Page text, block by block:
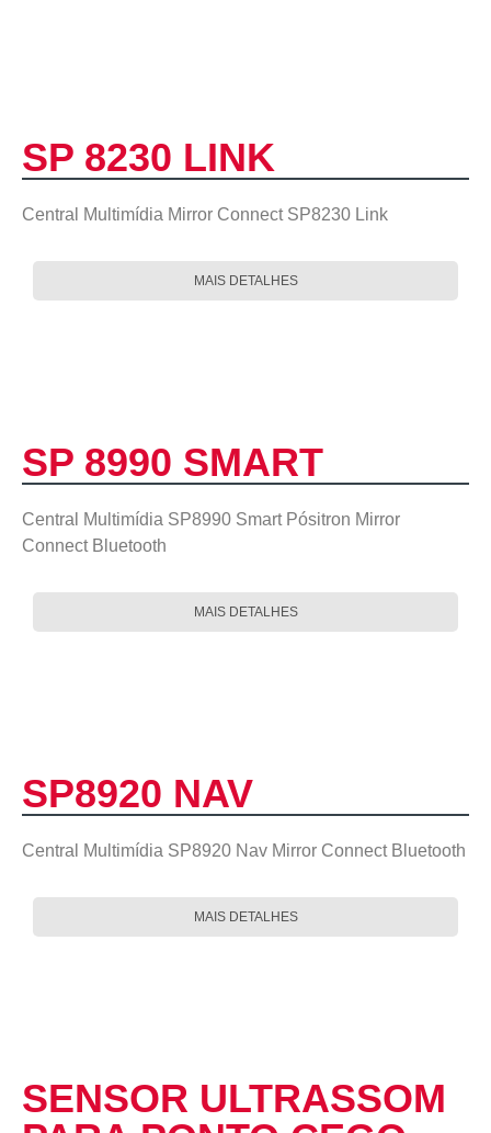
SP 8230 LINK
Central Multimídia Mirror Connect SP8230 Link
MAIS DETALHES
SP 8990 SMART
Central Multimídia SP8990 Smart Pósitron Mirror
Connect Bluetooth
MAIS DETALHES
SP8920 NAV
Central Multimídia SP8920 Nav Mirror Connect Bluetooth
MAIS DETALHES
SENSOR ULTRASSOM